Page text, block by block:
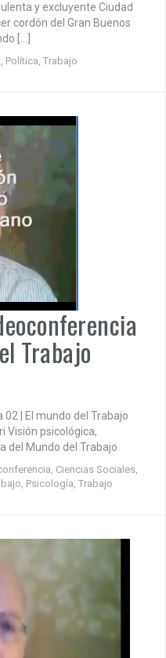
y excluyente Ciudad
cordón del Gran Buenos
[…]
, Política, Trabajo
Trabajo
| El mundo del Trabajo
Visión psicológica,
del Mundo del Trabajo.
, Ciencias Sociales,
, Psicología, Trabajo